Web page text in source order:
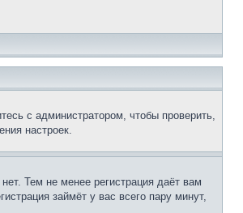
с администратором, чтобы проверить,
настроек.
Тем не менее регистрация даёт вам
займёт у вас всего пару минут,